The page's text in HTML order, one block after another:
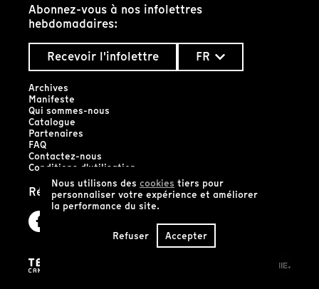
Nous utilisons des cookies tiers pour
personnaliser votre expérience et améliorer
la performance du site.
Refuser Accepter
Abonnez-vous à nos infolettres
hebdomadaires:
Recevoir l'infolettre
FR
Archives
Manifeste
Qui sommes-nous
Catalogue
Partenaires
FAQ
Contactez-nous
Conditions d'utilisation
Réseaux sociaux